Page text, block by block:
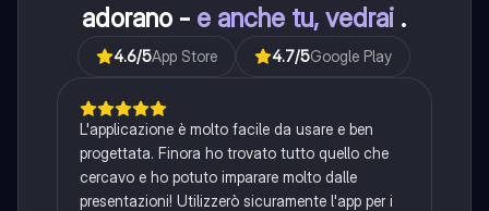
adorano - e anche tu, vedrai .
4.6/5App Store 4.7/5Google Play
L'applicazione è molto facile da usare e ben
progettata. Finora ho trovato tutto quello che
cercavo e ho potuto imparare molto dalle
presentazioni! Utilizzerò sicuramente l'app per i